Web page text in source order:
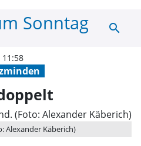
Einmalig, aber
search
Alexander Käberich)